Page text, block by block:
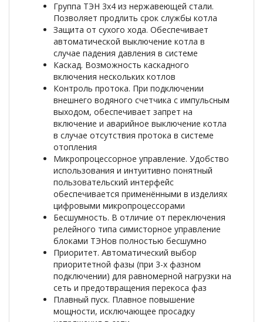
Группа ТЭН 3х4 из нержавеющей стали.
Позволяет продлить срок службы котла
Защита от сухого хода. Обеспечивает
автоматической выключение котла в
случае падения давления в системе
Каскад. Возможность каскадного
включения нескольких котлов
Контроль протока. При подключении
внешнего водяного счетчика с импульсным
выходом, обеспечивает запрет на
включение и аварийное выключение котла
в случае отсутствия протока в системе
отопления
Микропроцессорное управление. Удобство
использования и интуитивно понятный
пользовательский интерфейс
обеспечивается применёнными в изделиях
цифровыми микропроцессорами
Бесшумность. В отличие от переключения
релейного типа симисторное управление
блоками ТЭНов полностью бесшумно
Приоритет. Автоматический выбор
приоритетной фазы (при 3-х фазном
подключении) для равномерной нагрузки на
сеть и предотвращения перекоса фаз
Плавный пуск. Плавное повышение
мощности, исключающее просадку